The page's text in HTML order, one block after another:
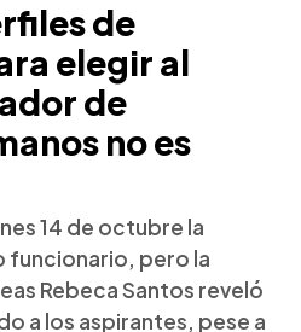
de
elegir al
de
no es
14 de octubre la
funcionario, pero la
Rebeca Santos reveló
a los aspirantes, pese a